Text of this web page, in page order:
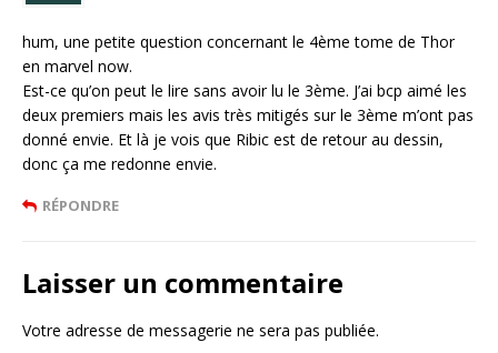
hum, une petite question concernant le 4ème tome de Thor
en marvel now.
Est-ce qu’on peut le lire sans avoir lu le 3ème. J’ai bcp aimé les
deux premiers mais les avis très mitigés sur le 3ème m’ont pas
donné envie. Et là je vois que Ribic est de retour au dessin,
donc ça me redonne envie.
RÉPONDRE
Laisser un commentaire
Votre adresse de messagerie ne sera pas publiée.